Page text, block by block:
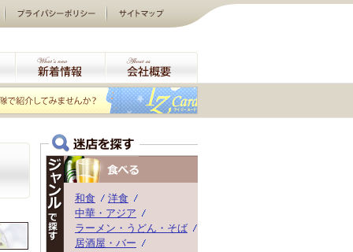
和食
洋食
中華・アジア
ラーメン・うどん・そば
居酒屋・バー